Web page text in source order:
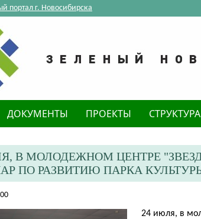
портал г. Новосибирска
ДОКУМЕНТЫ ПРОЕКТЫ СТРУКТУРА
В МОЛОДЕЖНОМ ЦЕНТРЕ
ПО РАЗВИТИЮ ПАРКА
​24 июля, в